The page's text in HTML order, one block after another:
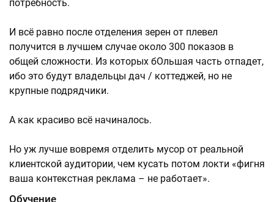
потребность.
И всё равно после отделения зерен от плевел
получится в лучшем случае около 300 показов в
общей сложности. Из которых бОльшая часть отпадет,
ибо это будут владельцы дач / коттеджей, но не
крупные подрядчики.
А как красиво всё начиналось.
Но уж лучше вовремя отделить мусор от реальной
клиентской аудитории, чем кусать потом локти «фигня
ваша контекстная реклама – не работает».
Обучение